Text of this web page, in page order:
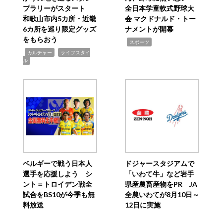
プラリーがスタート
和歌山市内5カ所・近畿
6カ所を巡り限定グッズ
をもらおう
カルチャー
ライフスタイ
ル
全日本学童軟式野球大
会 マクドナルド・トー
ナメントが開幕
スポーツ
ベルギーで戦う日本人
選手を応援しよう シ
ント＝トロイデン戦全
試合をBS10が今季も無
料放送
ドジャースタジアムで
「いわて牛」など岩手
県産農畜産物をPR JA
全農いわてが8月10日～
12日に実施